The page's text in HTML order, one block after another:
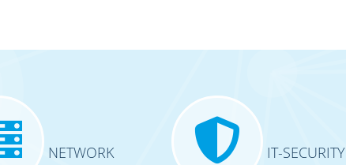
NETWORK IT-SECURITY